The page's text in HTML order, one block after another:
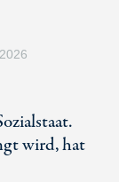
wird, hat